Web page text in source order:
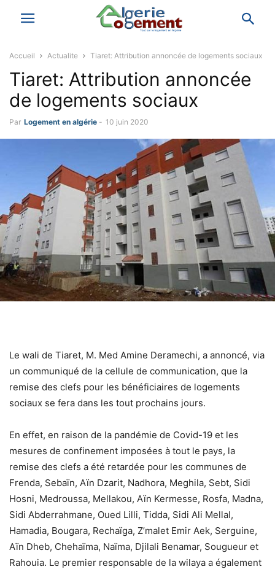
Accueil Actualite Tiaret: Attribution annoncée de logements sociaux
Tiaret: Attribution annoncée
de logements sociaux
Par Logement en algérie - 10 juin 2020
Le wali de Tiaret, M. Med Amine Deramechi, a annoncé, via
un communiqué de la cellule de communication, que la
remise des clefs pour les bénéficiaires de logements
sociaux se fera dans les tout prochains jours.
En effet, en raison de la pandémie de Covid-19 et les
mesures de confinement imposées à tout le pays, la
remise des clefs a été retardée pour les communes de
Frenda, Sebaïn, Aïn Dzarit, Nadhora, Meghila, Sebt, Sidi
Hosni, Medroussa, Mellakou, Aïn Kermesse, Rosfa, Madna,
Sidi Abderrahmane, Oued Lilli, Tidda, Sidi Ali Mellal,
Hamadia, Bougara, Rechaïga, Z’malet Emir Aek, Serguine,
Aïn Dheb, Chehaïma, Naïma, Djilali Benamar, Sougueur et
Rahouia. Le premier responsable de la wilaya a également